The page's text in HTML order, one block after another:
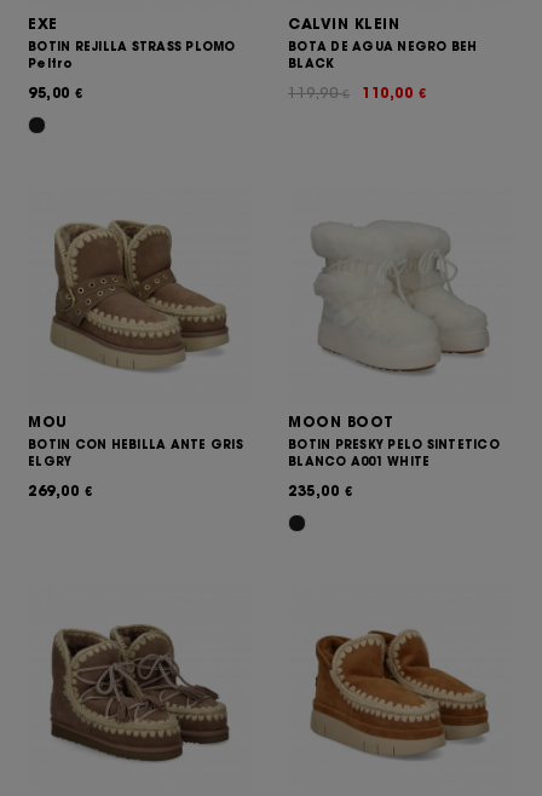
EXE
BOTIN REJILLA STRASS PLOMO
Peltro
95,00 €
CALVIN KLEIN
BOTA DE AGUA NEGRO BEH
BLACK
110,00 €
119,90€
MOU
BOTIN CON HEBILLA ANTE GRIS
ELGRY
269,00 €
MOON BOOT
BOTIN PRESKY PELO SINTETICO
BLANCO A001 WHITE
235,00 €